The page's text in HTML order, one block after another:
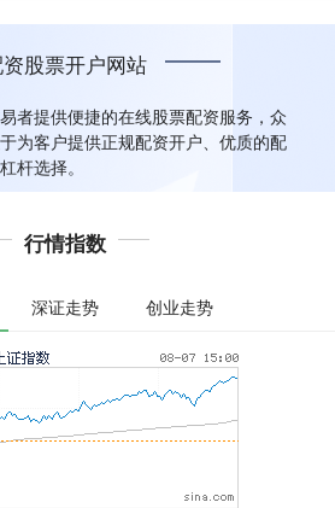
股票开户网站
者提供便捷的在线股票配资服务，众
为客户提供正规配资开户、优质的配
杆选择。
行情指数
深证走势 创业走势